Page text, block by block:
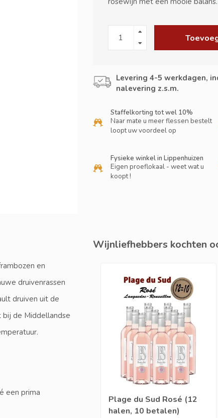
Levering 4-5 werkdagen,
nalevering z.s.m.
Staffelkorting tot wel 10%
Naar mate u meer flessen bestelt
loopt uw voordeel op
Fysieke winkel in Lippenhuizen
Eigen proeflokaal - weet wat u
koopt !
en
druivenrassen
druiven uit de
bij de Middellandse
een prima
Wijnliefhebbers kochten
Plage du Sud Rosé (12
halen, 10 betalen)